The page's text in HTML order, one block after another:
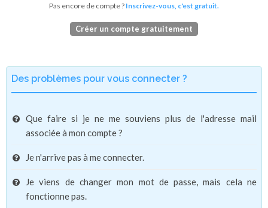
Pas encore de compte ? Inscrivez-vous, c'est gratuit.
Créer un compte gratuitement
Des problèmes pour vous connecter ?
Que faire si je ne me souviens plus de l'adresse mail
associée à mon compte ?
Je n'arrive pas à me connecter.
Je viens de changer mon mot de passe, mais cela ne
fonctionne pas.